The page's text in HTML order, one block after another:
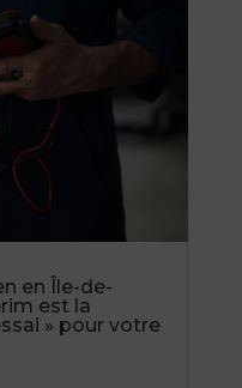
en Île-de-
est la
» pour votre